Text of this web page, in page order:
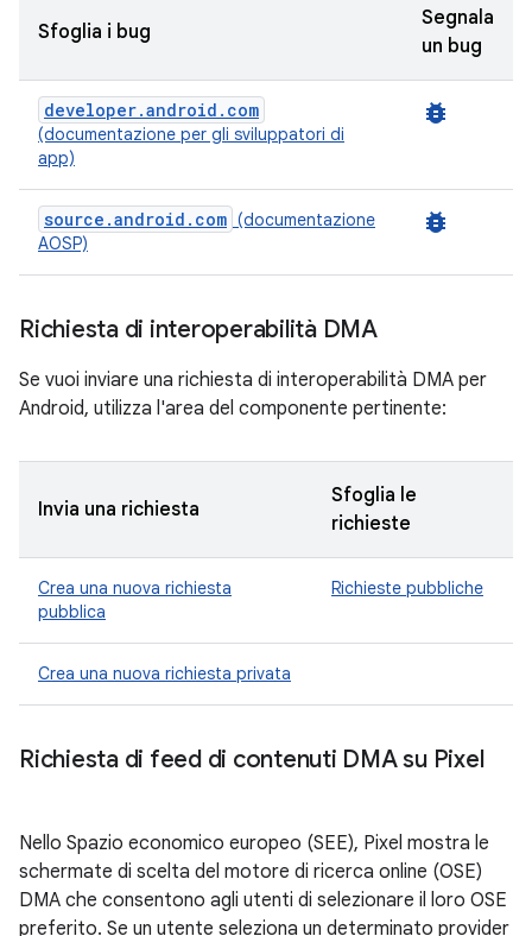
Sfoglia i bug
Segnala
un bug
developer.android.com
(documentazione per gli sviluppatori di
app)
bug_report
source.android.com (documentazione
AOSP)
bug_report
Richiesta di interoperabilità DMA
Se vuoi inviare una richiesta di interoperabilità DMA per
Android, utilizza l'area del componente pertinente:
Invia una richiesta
Sfoglia le
richieste
Crea una nuova richiesta
pubblica
Richieste pubbliche
Crea una nuova richiesta privata
Richiesta di feed di contenuti DMA su Pixel
Nello Spazio economico europeo (SEE), Pixel mostra le
schermate di scelta del motore di ricerca online (OSE)
DMA che consentono agli utenti di selezionare il loro OSE
preferito. Se un utente seleziona un determinato provider